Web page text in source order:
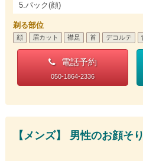
5.パック(顔)
剃る部位
顔 眉カット 襟足 首 デコルテ
電話予約
050-1864-2336
【メンズ】 男性のお顔そ